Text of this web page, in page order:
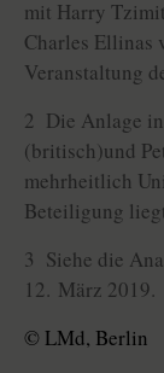
mit Harry
Charles Ellinas
Veranstaltung
2 Die Anlage
(britisch)und
mehrheitlich
Beteiligung
3 Siehe die
12. März 2019.
© LMd, Berlin